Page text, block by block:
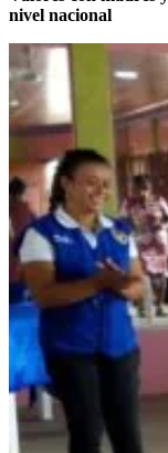
nivel nacional